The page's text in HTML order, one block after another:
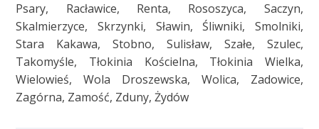
Psary, Racławice, Renta, Rososzyca, Saczyn,
Skalmierzyce, Skrzynki, Sławin, Śliwniki, Smolniki,
Stara Kakawa, Stobno, Sulisław, Szałe, Szulec,
Takomyśle, Tłokinia Kościelna, Tłokinia Wielka,
Wielowieś, Wola Droszewska, Wolica, Zadowice,
Zagórna, Zamość, Zduny, Żydów